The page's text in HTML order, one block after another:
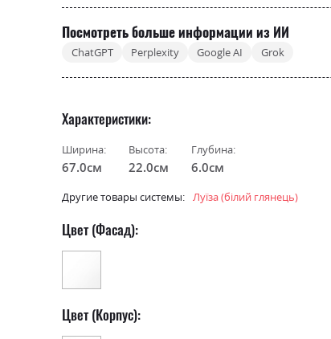
Посмотреть больше информации из ИИ
ChatGPT Perplexity Google AI Grok
Характеристики
Ширина:
67.0см
Высота:
22.0см
Глубина:
6.0см
Другие товары системы: Луїза (білий глянець)
Цвет (Фасад):
Цвет (Корпус):